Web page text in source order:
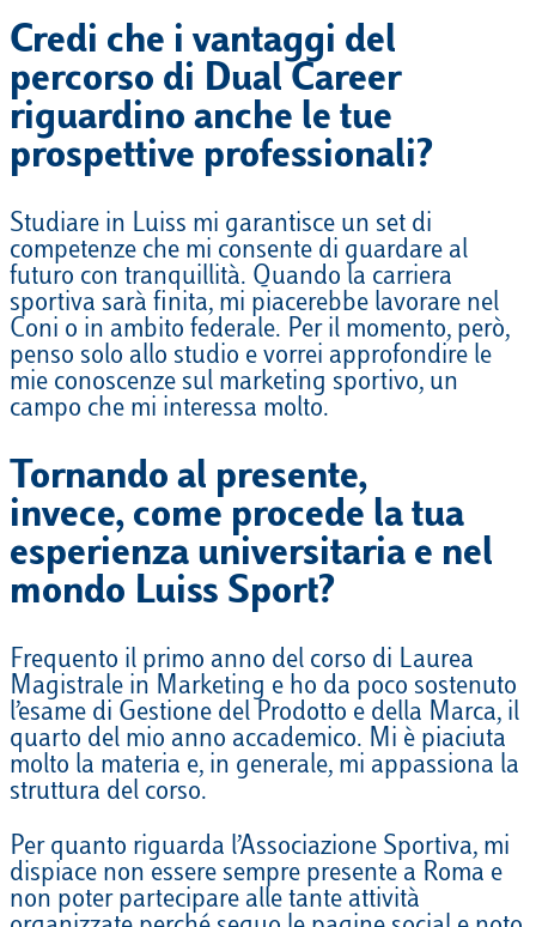
Credi che i vantaggi del
percorso di Dual Career
riguardino anche le tue
prospettive professionali?
Studiare in Luiss mi garantisce un set di
competenze che mi consente di guardare al
futuro con tranquillità. Quando la carriera
sportiva sarà finita, mi piacerebbe lavorare nel
Coni o in ambito federale. Per il momento, però,
penso solo allo studio e vorrei approfondire le
mie conoscenze sul marketing sportivo, un
campo che mi interessa molto.
Tornando al presente,
invece, come procede la tua
esperienza universitaria e nel
mondo Luiss Sport?
Frequento il primo anno del corso di Laurea
Magistrale in Marketing e ho da poco sostenuto
l’esame di Gestione del Prodotto e della Marca, il
quarto del mio anno accademico. Mi è piaciuta
molto la materia e, in generale, mi appassiona la
struttura del corso.
Per quanto riguarda l’Associazione Sportiva, mi
dispiace non essere sempre presente a Roma e
non poter partecipare alle tante attività